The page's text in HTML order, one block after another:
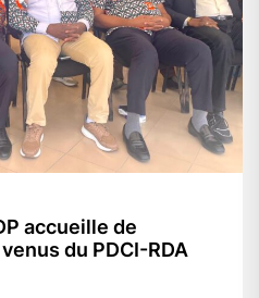
accueille de
du PDCI-RDA